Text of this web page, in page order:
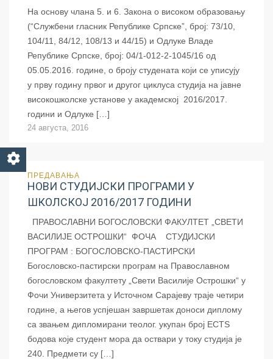
На основу члана 5. и 6. Закона о високом образовању
(“Службени гласник Републике Српске”, број: 73/10,
104/11, 84/12, 108/13 и 44/15) и Одлуке Владе
Републике Српске, број: 04/1-012-2-1045/16 од
05.05.2016. године, о броју студената који се уписују
у прву годину првог и другог циклуса студија на јавне
високошколске установе у академској 2016/2017.
години и Одлуке […]
24 августа, 2016
ПРЕДАВАЊА
НОВИ СТУДИЈСКИ ПРОГРАМИ У
ШКОЛСКОЈ 2016/2017 ГОДИНИ
ПРАВОСЛАВНИ БОГОСЛОВСКИ ФАКУЛТЕТ „СВЕТИ
ВАСИЛИЈЕ ОСТРОШКИ“ ФОЧА СТУДИЈСКИ
ПРОГРАМ : БОГОСЛОВСКО-ПАСТИРСКИ
Богословско-пастирски програм на Православном
богословском факултету „Свети Василије Острошки“ у
Фочи Универзитета у Источном Сарајеву траје четири
године, а његов успјешан завршетак доноси диплому
са звањем дипломирани теолог. укупан број ECTS
бодова које студент мора да оствари у току студија је
240. Предмети су […]